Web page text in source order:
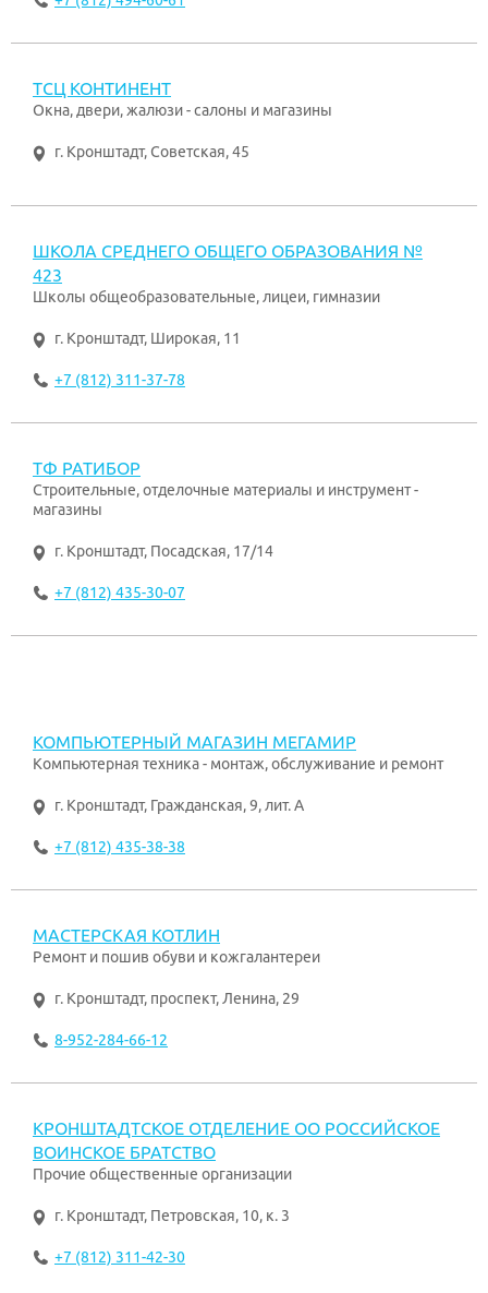
ТСЦ КОНТИНЕНТ
Окна, двери, жалюзи - салоны и магазины
г. Кронштадт, Советская, 45
ШКОЛА СРЕДНЕГО ОБЩЕГО ОБРАЗОВАНИЯ №
423
Школы общеобразовательные, лицеи, гимназии
г. Кронштадт, Широкая, 11
+7 (812) 311-37-78
ТФ РАТИБОР
Строительные, отделочные материалы и инструмент -
магазины
г. Кронштадт, Посадская, 17/14
+7 (812) 435-30-07
КОМПЬЮТЕРНЫЙ МАГАЗИН МЕГАМИР
Компьютерная техника - монтаж, обслуживание и ремонт
г. Кронштадт, Гражданская, 9, лит. А
+7 (812) 435-38-38
МАСТЕРСКАЯ КОТЛИН
Ремонт и пошив обуви и кожгалантереи
г. Кронштадт, проспект, Ленина, 29
8-952-284-66-12
КРОНШТАДТСКОЕ ОТДЕЛЕНИЕ ОО РОССИЙСКОЕ
ВОИНСКОЕ БРАТСТВО
Прочие общественные организации
г. Кронштадт, Петровская, 10, к. 3
+7 (812) 311-42-30